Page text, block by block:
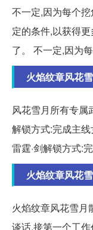
不一定,因为每个
定的条件,以获得
了。 不一定,因为
火焰纹章风花
风花雪月所有专属
解锁方式:完成主
雷霆·剑解锁方式:
火焰纹章风花
火焰纹章风花雪月
谈话,接第一个工